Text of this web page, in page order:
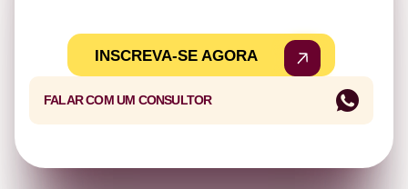
INSCREVA-SE AGORA
FALAR COM UM CONSULTOR